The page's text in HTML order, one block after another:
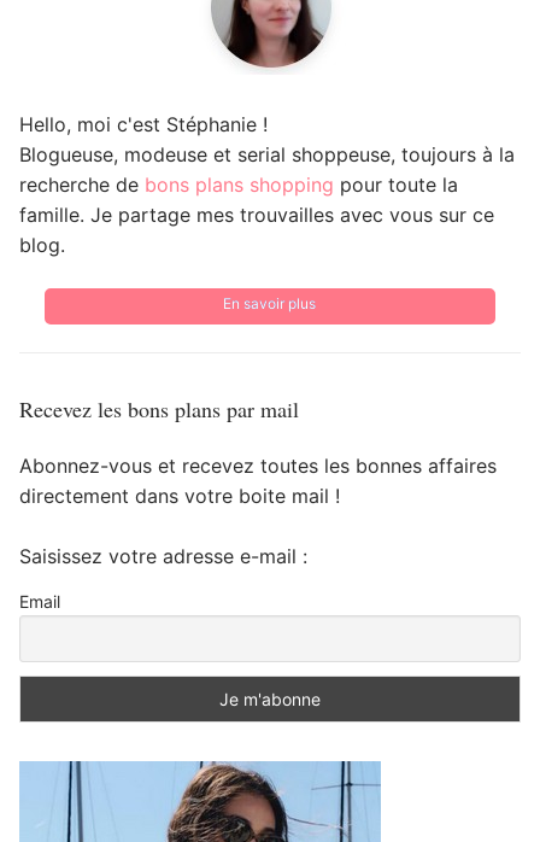
Hello, moi c'est Stéphanie !
Blogueuse, modeuse et serial shoppeuse, toujours à la
recherche de bons plans shopping pour toute la
famille. Je partage mes trouvailles avec vous sur ce
blog.
En savoir plus
Recevez les bons plans par mail
Abonnez-vous et recevez toutes les bonnes affaires
directement dans votre boite mail !
Saisissez votre adresse e-mail :
Email